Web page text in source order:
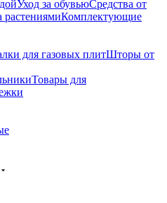
Уход за обувьюСредства от
растениямиКомплектующие
для газовых плитШторы от
Товары для